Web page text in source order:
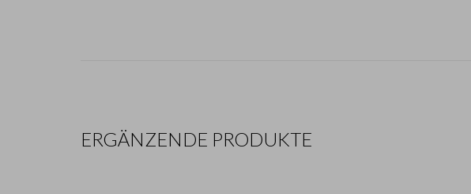
ERGÄNZENDE PRODUKTE